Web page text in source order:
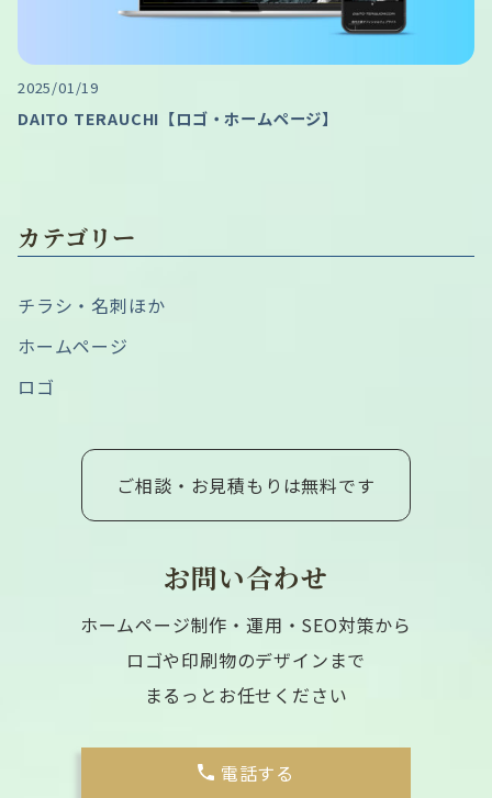
2025/01/19
DAITO TERAUCHI【ロゴ・ホームページ】
カテゴリー
チラシ・名刺ほか
ホームページ
ロゴ
ご相談・お見積もりは無料です
お問い合わせ
ホームページ制作・運用・SEO対策から
ロゴや印刷物のデザインまで
まるっとお任せください
電話する